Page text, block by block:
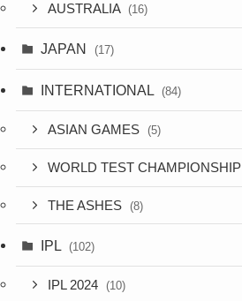
AUSTRALIA (16)
JAPAN (17)
INTERNATIONAL (84)
ASIAN GAMES (5)
WORLD TEST CHAMPIONSHIP
THE ASHES (8)
IPL (102)
IPL 2024 (10)